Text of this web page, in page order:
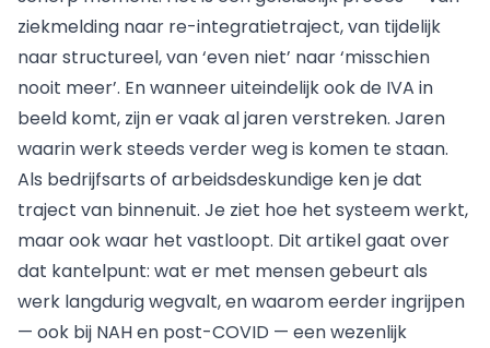
ziekmelding naar re-integratietraject, van tijdelijk
naar structureel, van ‘even niet’ naar ‘misschien
nooit meer’. En wanneer uiteindelijk ook de IVA in
beeld komt, zijn er vaak al jaren verstreken. Jaren
waarin werk steeds verder weg is komen te staan.
Als bedrijfsarts of arbeidsdeskundige ken je dat
traject van binnenuit. Je ziet hoe het systeem werkt,
maar ook waar het vastloopt. Dit artikel gaat over
dat kantelpunt: wat er met mensen gebeurt als
werk langdurig wegvalt, en waarom eerder ingrijpen
— ook bij NAH en post-COVID — een wezenlijk